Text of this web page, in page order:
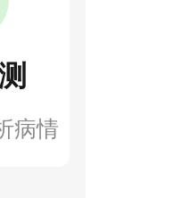
病情